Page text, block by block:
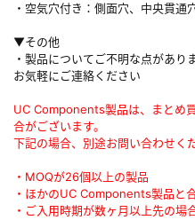
・空気穴付き：側面穴、中央貫通
▼その他
・製品についてご不明な点があり
お気軽にご連絡ください
UC Components製品は、まとめ
合がございます。
下記の場合、別途お問い合わせく
・MOQが26個以上の製品
・ほかのUC Components製品と
・ご入用時期が数ヶ月以上先の場